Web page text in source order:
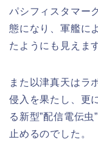
パシフィスタマー
態になり、軍艦に
たようにも見えま
また以津真天はラ
侵入を果たし、更
る新型”配信電伝
止めるのでした。